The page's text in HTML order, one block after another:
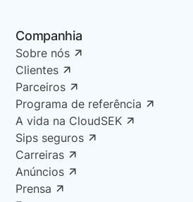
Companhia
Sobre nós
Clientes
Parceiros
Programa de referência
A vida na CloudSEK
Sips seguros
Carreiras
Anúncios
Prensa